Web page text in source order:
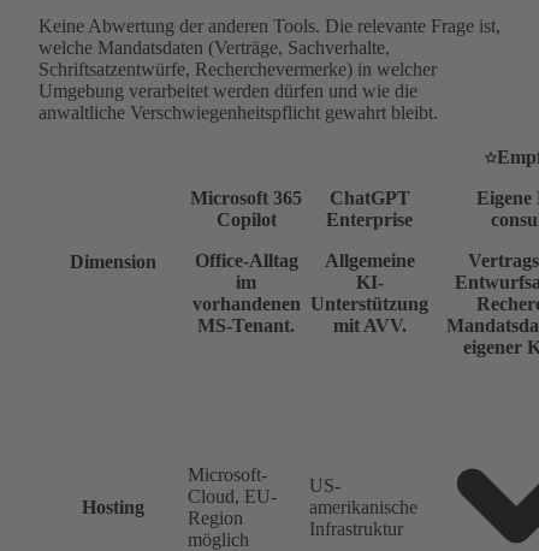
Keine Abwertung der anderen Tools. Die relevante Frage ist,
welche Mandatsdaten (Verträge, Sachverhalte,
Schriftsatzentwürfe, Recherchevermerke) in welcher
Umgebung verarbeitet werden dürfen und wie die
anwaltliche Verschwiegenheitspflicht gewahrt bleibt.
Dimension
Microsoft 365
Copilot
Office-Alltag
im
vorhandenen
MS-Tenant.
ChatGPT
Enterprise
Allgemeine
KI-
Unterstützung
mit AVV.
eigener
Hosting
Microsoft-
Cloud, EU-
Region
möglich
US-
amerikanische
Infrastruktur